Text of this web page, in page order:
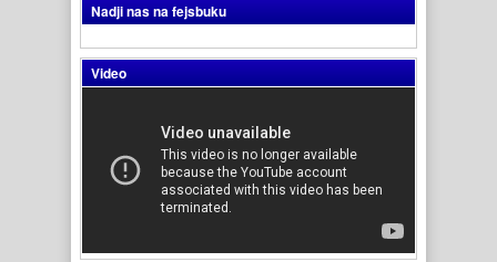
Nadji nas na fejsbuku
Video